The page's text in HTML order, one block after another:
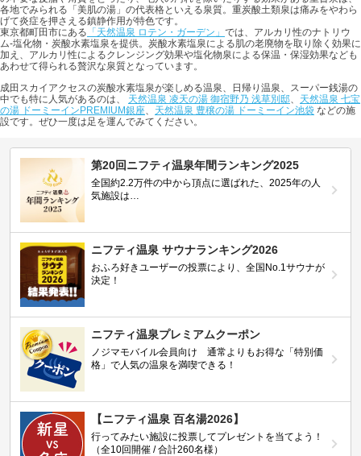
各地でみられる「美肌の湯」の代表格といえる泉質。重炭酸土類泉は痛みをやわら
げて炎症を押さえる鎮静作用が特色です。
東京都町田市にある 「天然温泉 ロテン・ガーデン」 では、アルカリ性のナトリウ
ム-塩化物・炭酸水素塩泉を提供。炭酸水素塩泉による肌の老廃物を取り除く効果に
加え、アルカリ性によるクレンジング効果や塩化物泉による保温・保湿効果なども
あわせて得られる贅沢な泉質となっています。
成田スカイアクセスの炭酸水素塩泉が楽しめる温泉、日帰り温泉、スーパー銭湯の
中でも特に人気があるのは、 天然温泉 凌天の湯 御宿野乃 浅草別邸
天然温泉 七宝
の湯 ドーミーインPREMIUM銀座
天然温泉 豊穣の湯 ドーミーイン池袋 などの施
設です。ぜひ一度は足を運んでみてください。
第20回ニフティ温泉年間ランキング2025
全国約2.2万件の中から頂点に選ばれた、2025年の人
気施設は…
ニフティ温泉 サウナランキング2026
おふろ好きユーザーの投票により、全国No.1サウナが
決定！
ニフティ温泉プレミアムクーポン
ノジマモバイル会員向け 通常よりもお得な「特別価
格」で人気の温泉を満喫できる！
【ニフティ温泉 百名湯2026】
行ってみたい施設に投票してプレゼントを当てよう！
（全10回開催 / 合計260名様）